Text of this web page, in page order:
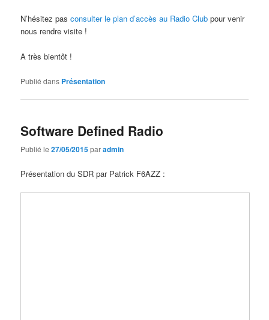
N’hésitez pasconsulter le plan d’accès au Radio Club pour venir
nous rendre visite !
A très bientôt !
Publié dans Présentation
Software Defined Radio
Publié le27/05/2015paradmin
Présentation du SDR par Patrick F6AZZ :